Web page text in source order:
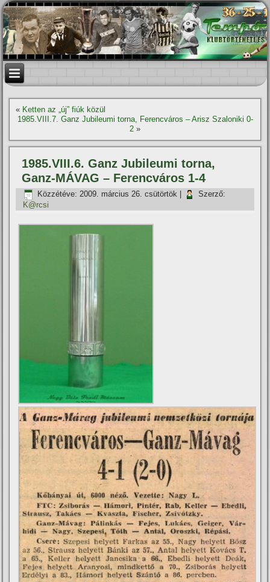
« Ketten az „új” fiúk közül
1985.VIII.7. Ganz Jubileumi torna, Ferencváros – Arisz Szaloniki 0-
2 »
1985.VIII.6. Ganz Jubileumi torna,
Ganz-MÁVAG – Ferencváros 1-4
Közzétéve: 2009. március 26. csütörtök
Szerző:
K@rcsi